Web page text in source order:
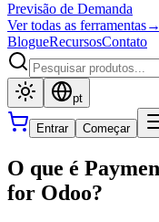
Previsão de Demanda
Ver todas as ferramentas→
BlogueRecursosContato
pt
Entrar Começar
O que é
for Odoo?